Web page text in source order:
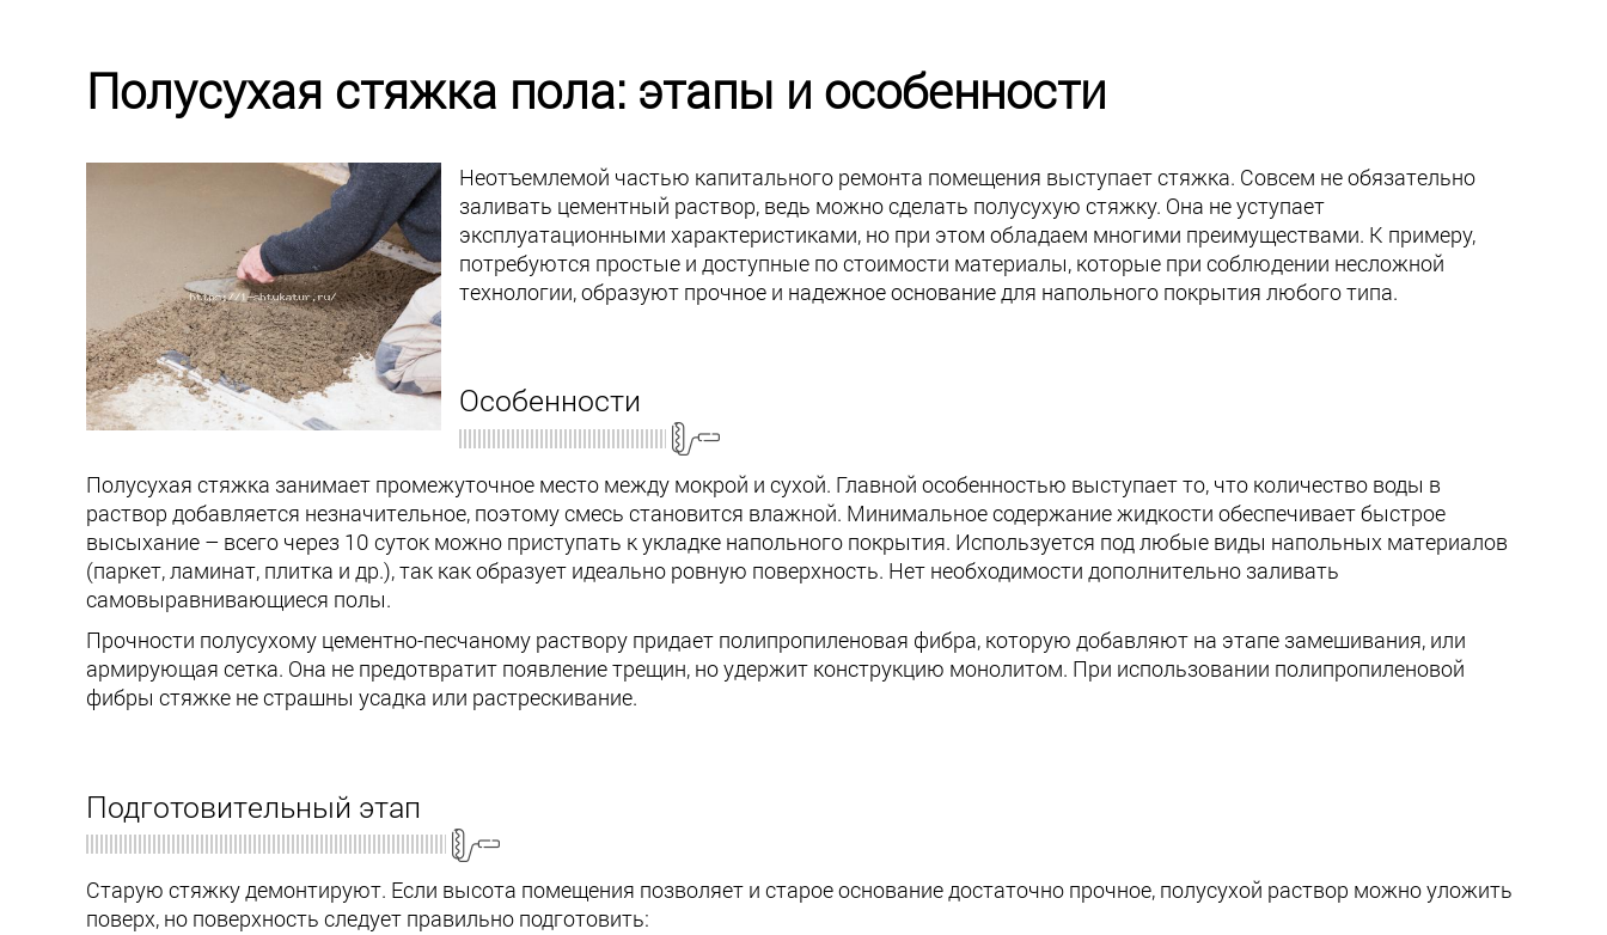
Полусухая стяжка пола: этапы и особенности
Неотъемлемой частью капитального ремонта помещения выступает стяжка. Совсем не обязательно
заливать цементный раствор, ведь можно сделать полусухую стяжку. Она не уступает
эксплуатационными характеристиками, но при этом обладаем многими преимуществами. К примеру,
потребуются простые и доступные по стоимости материалы, которые при соблюдении несложной
технологии, образуют прочное и надежное основание для напольного покрытия любого типа.
Особенности
Полусухая стяжка занимает промежуточное место между мокрой и сухой. Главной особенностью выступает то, что количество воды в
раствор добавляется незначительное, поэтому смесь становится влажной. Минимальное содержание жидкости обеспечивает быстрое
высыхание – всего через 10 суток можно приступать к укладке напольного покрытия. Используется под любые виды напольных материалов
(паркет, ламинат, плитка и др.), так как образует идеально ровную поверхность. Нет необходимости дополнительно заливать
самовыравнивающиеся полы.
Прочности полусухому цементно-песчаному раствору придает полипропиленовая фибра, которую добавляют на этапе замешивания, или
армирующая сетка. Она не предотвратит появление трещин, но удержит конструкцию монолитом. При использовании полипропиленовой
фибры стяжке не страшны усадка или растрескивание.
Подготовительный этап
Старую стяжку демонтируют. Если высота помещения позволяет и старое основание достаточно прочное, полусухой раствор можно уложить
поверх, но поверхность следует правильно подготовить: